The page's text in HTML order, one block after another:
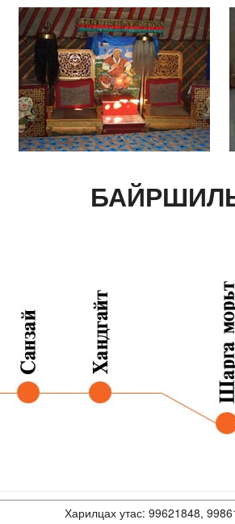
Харилцах утас: 99621848,